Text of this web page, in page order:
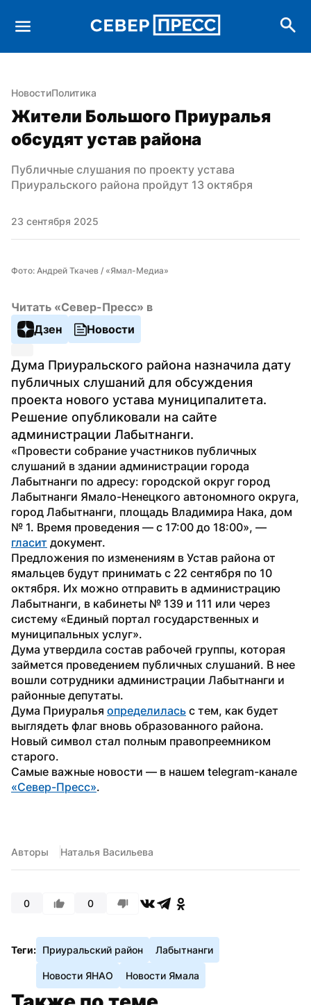
НовостиПолитика
Жители Большого Приуралья
обсудят устав района
Публичные слушания по проекту устава
Приуральского района пройдут 13 октября
23 сентября 2025
Фото: Андрей Ткачев / «Ямал-Медиа»
Читать «Север-Пресс» в
Дзен
Новости
Дума Приуральского района назначила дату
публичных слушаний для обсуждения
проекта нового устава муниципалитета.
Решение опубликовали на сайте
администрации Лабытнанги.
«Провести собрание участников публичных
слушаний в здании администрации города
Лабытнанги по адресу: городской округ город
Лабытнанги Ямало-Ненецкого автономного округа,
город Лабытнанги, площадь Владимира Нака, дом
гласит документ.
Предложения по изменениям в Устав района от
ямальцев будут принимать с 22 сентября по 10
октября. Их можно отправить в администрацию
Лабытнанги, в кабинеты № 139 и 111 или через
систему «Единый портал государственных и
муниципальных услуг».
Дума утвердила состав рабочей группы, которая
займется проведением публичных слушаний. В нее
вошли сотрудники администрации Лабытнанги и
районные депутаты.
Дума Приуралья определилась с тем, как будет
выглядеть флаг вновь образованного района.
Новый символ стал полным правопреемником
старого.
«Север-Пресс».
Авторы Наталья Васильева
0 0
Теги: Приуральский район Лабытнанги
Новости ЯНАО Новости Ямала